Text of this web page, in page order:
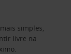
simples,
livre na